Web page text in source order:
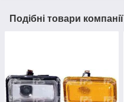
Подібні товари компанії